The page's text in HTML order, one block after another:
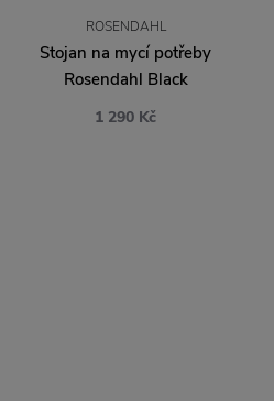
ROSENDAHL
Stojan na mycí potřeby
Rosendahl Black
1 290 Kč